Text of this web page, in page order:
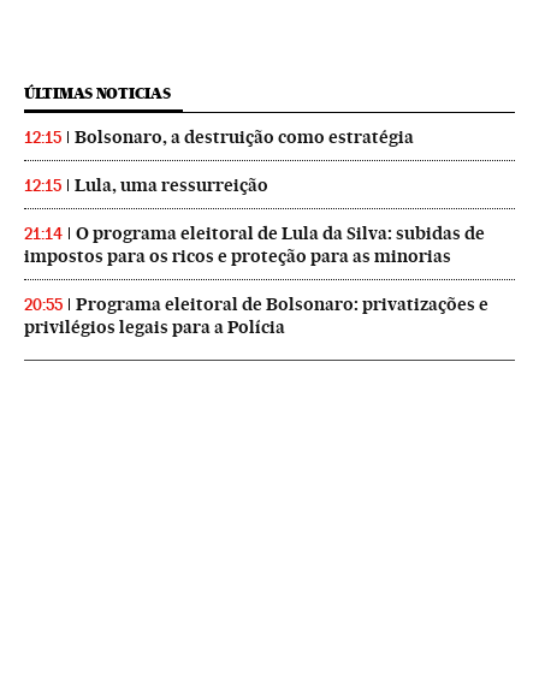
ÚLTIMAS NOTICIAS
12:15 Bolsonaro, a destruição como estratégia
12:15 Lula, uma ressurreição
21:14
O programa eleitoral de Lula da Silva: subidas de
impostos para os ricos e proteção para as minorias
20:55
Programa eleitoral de Bolsonaro: privatizações e
privilégios legais para a Polícia